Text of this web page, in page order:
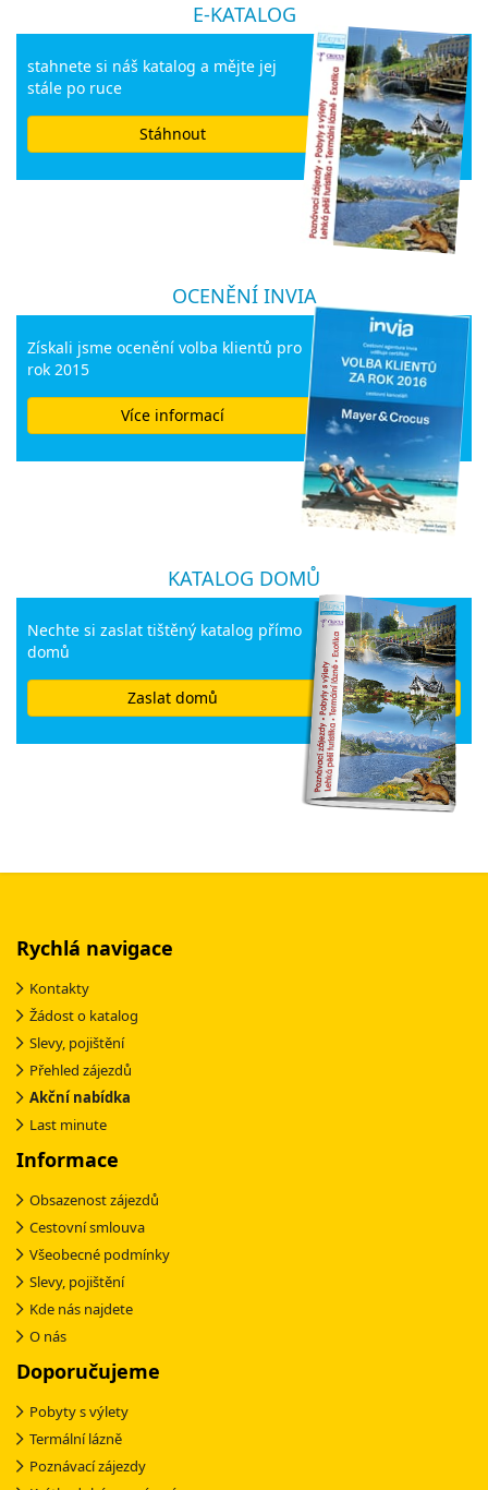
E-KATALOG
stahnete si náš katalog a mějte jej
stále po ruce
Stáhnout
OCENĚNÍ INVIA
Získali jsme ocenění volba klientů pro
rok 2015
Více informací
KATALOG DOMŮ
Nechte si zaslat tištěný katalog přímo
domů
Zaslat domů
Rychlá navigace
Kontakty
Žádost o katalog
Slevy, pojištění
Přehled zájezdů
Akční nabídka
Last minute
Informace
Obsazenost zájezdů
Cestovní smlouva
Všeobecné podmínky
Slevy, pojištění
Kde nás najdete
O nás
Doporučujeme
Pobyty s výlety
Termální lázně
Poznávací zájezdy